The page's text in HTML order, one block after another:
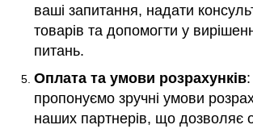
ваші запитання, надати
товарів та допомогти у
питань.
Оплата та умови розрахунків
пропонуємо зручні умови
наших партнерів, що дозволяє